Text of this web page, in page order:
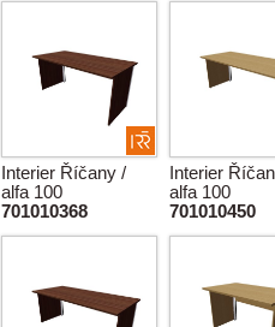
Interier Říčany /
alfa 100
701010368
Interier
alfa 100
701010450